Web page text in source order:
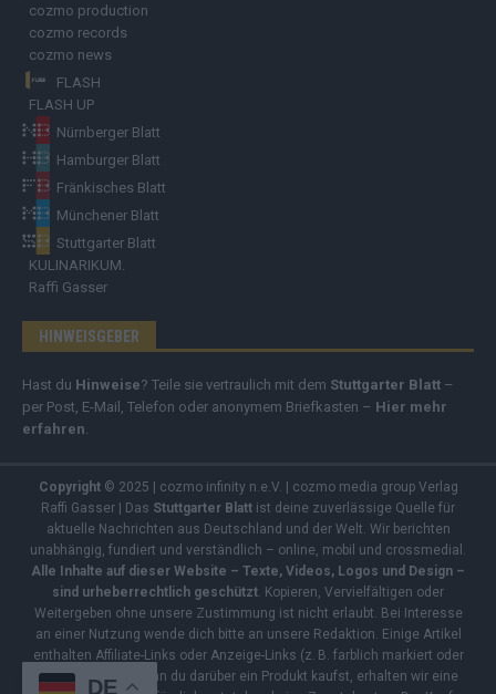
cozmo production
cozmo records
cozmo news
FLASH
FLASH UP
Nürnberger Blatt
Hamburger Blatt
Fränkisches Blatt
Münchener Blatt
Stuttgarter Blatt
KULINARIKUM.
Raffi Gasser
HINWEISGEBER
Hast du Hinweise? Teile sie vertraulich mit dem Stuttgarter Blatt –
per Post, E-Mail, Telefon oder anonymem Briefkasten – Hier mehr
erfahren
Copyright© 2025 | cozmo infinity n.e.V. | cozmo media group Verlag
Raffi Gasser | Das Stuttgarter Blatt ist deine zuverlässige Quelle für
aktuelle Nachrichten aus Deutschland und der Welt. Wir berichten
unabhängig, fundiert und verständlich – online, mobil und crossmedial.
Alle Inhalte auf dieser Website – Texte, Videos, Logos und Design –
sind urheberrechtlich geschützt. Kopieren, Vervielfältigen oder
Weitergeben ohne unsere Zustimmung ist nicht erlaubt. Bei Interesse
an einer Nutzung wende dich bitte an unsere Redaktion. Einige Artikel
enthalten Affiliate-Links oder Anzeige-Links (z. B. farblich markiert oder
unterstrichen). Wenn du darüber ein Produkt kaufst, erhalten wir eine
DE